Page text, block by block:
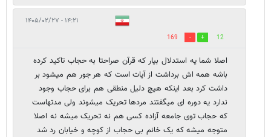
۱۴:۲۱ - ۱۴۰۵/۰۲/۲۷
12
169
اصلا شما یه استدلال بیار که قرآن صراحتا به حجاب تاکید کرده
باشه همه اش برداشت از آیات است که هر جور هم میشود بر
داشت کرد بعد اینکه هیچ دلیل منطقی هم برای حجاب وجود
ندارد یه دوره ای میگفتند مردها تحریک میشوند ولی مدتهاست
که حجاب توی جامعه آزاده کسی هم نه تحریک میشه نه اصلا
متوجه میشه که یک خانم بی حجاب از کوچه و خیابان رد شد